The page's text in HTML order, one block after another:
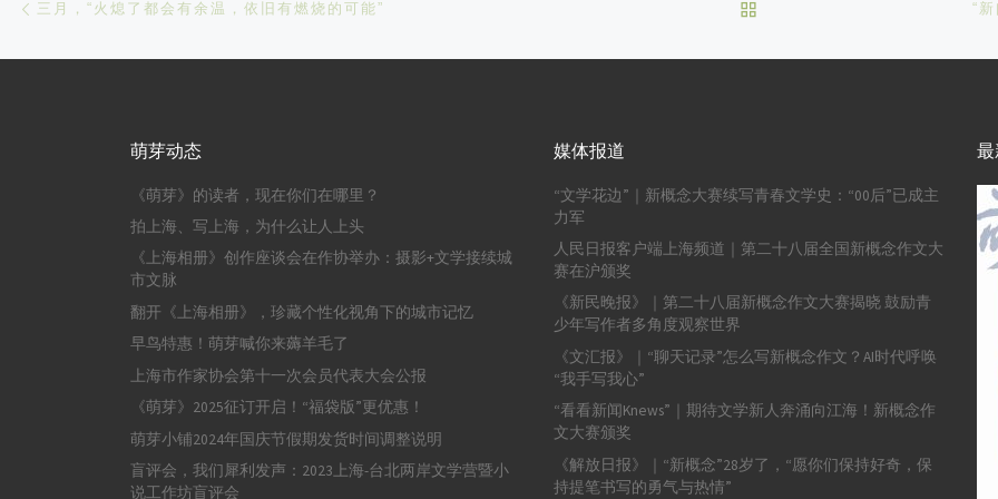
三月，“火熄了都会有余温，依旧有燃烧的可能” “
萌芽动态
《萌芽》的读者，现在你们在哪里？
拍上海、写上海，为什么让人上头
《上海相册》创作座谈会在作协举办：摄影+文学接续城
市文脉
翻开《上海相册》，珍藏个性化视角下的城市记忆
早鸟特惠！萌芽喊你来薅羊毛了
上海市作家协会第十一次会员代表大会公报
《萌芽》2025征订开启！“福袋版”更优惠！
萌芽小铺2024年国庆节假期发货时间调整说明
盲评会，我们犀利发声：2023上海-台北两岸文学营暨小
说工作坊盲评会
媒体报道
“文学花边”｜新概念大赛续写青春文学史：“00后”已成主
力军
人民日报客户端上海频道｜第二十八届全国新概念作文大
赛在沪颁奖
《新民晚报》｜第二十八届新概念作文大赛揭晓 鼓励青
少年写作者多角度观察世界
《文汇报》｜“聊天记录”怎么写新概念作文？AI时代呼唤
“我手写我心”
“看看新闻Knews”｜期待文学新人奔涌向江海！新概念作
文大赛颁奖
《解放日报》｜“新概念”28岁了，“愿你们保持好奇，保
持提笔书写的勇气与热情”